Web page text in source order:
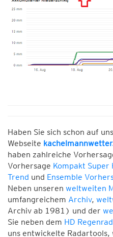
Haben Sie sich schon auf
Webseite
haben zahlreiche
Vorhersage Kompakt Super
Trend und Ensemble
Neben unseren weltweiten
umfangreichem Archiv,
Archiv ab 1981) und der
Sie neben dem HD
uns entwickelte Radartools,